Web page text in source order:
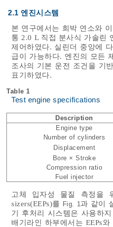
2.1 엔진시스템
본 연구에서는 희박 연소와
통 2.0 L 직접 분사식 가솔린
제어하였다. 실린더 중앙에
급이 가능하다. 엔진의 모든
조사의 기본 운전 조건을 기
표기하였다.
Table 1
Test engine specifications
Description
Engine type
Number of cylinders
Displacement
Bore × Stroke
Compression ratio
Fuel injector
고체 입자성 물질 측정을
sizers(EEPs)를 Fig. 1과 같이
기 후처리 시스템은 사용하
배기라인 하부에서는 EEPs